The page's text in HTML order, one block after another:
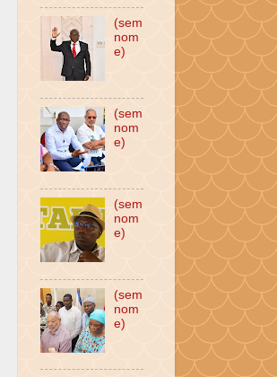
(sem
nom
e)
(sem
nom
e)
(sem
nom
e)
(sem
nom
e)